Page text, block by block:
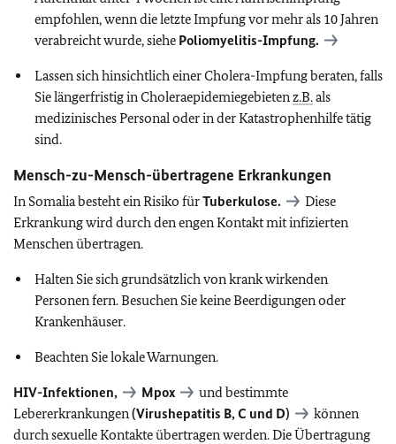
empfohlen, wenn die letzte Impfung vor mehr als 10 Jahren
verabreicht wurde, siehe Poliomyelitis-Impfung.
Lassen sich hinsichtlich einer Cholera-Impfung beraten, falls
Sie längerfristig in Choleraepidemiegebietenz.B.als
medizinisches Personal oder in der Katastrophenhilfe tätig
sind.
Mensch-zu-Mensch-übertragene Erkrankungen
In Somalia besteht ein Risiko fürTuberkulose.
Diese
Erkrankung wird durch den engen Kontakt mit infizierten
Menschen übertragen.
Halten Sie sich grundsätzlich von krank wirkenden
Personen fern. Besuchen Sie keine Beerdigungen oder
Krankenhäuser.
Beachten Sie lokale Warnungen.
HIV-Infektionen, Mpox
und bestimmte
Lebererkrankungen(Virushepatitis B, C und D)
können
durch sexuelle Kontakte übertragen werden. Die Übertragung